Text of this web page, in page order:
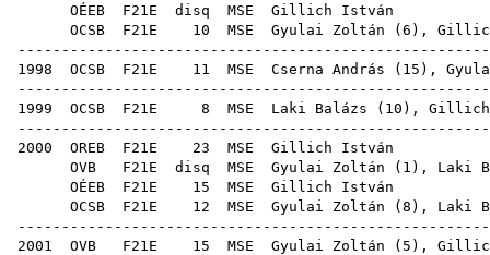
OÉEB F21E disq MSE
OCSB F21E 10 MSE Gyulai Zoltán ( 6 ),
1998 OCSB F21E 11 MSE Cserna András ( 15 ),
1999 OCSB F21E 8 MSE Laki Balázs ( 10 ),
2000 OREB F21E 23 MSE
OVB F21E disq MSE Gyulai Zoltán ( 1 ), Laki
OÉEB F21E 15 MSE
OCSB F21E 12 MSE Gyulai Zoltán ( 8 ), Laki
2001 OVB F21E 15 MSE Gyulai Zoltán ( 5 ),